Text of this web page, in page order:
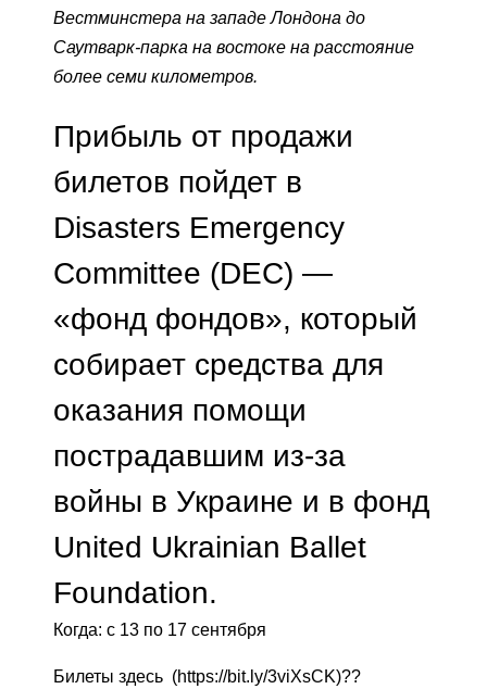
Вестминстера на западе Лондона до
Саутварк-парка на востоке на расстояние
более семи километров.
Прибыль от продажи
билетов пойдет в
Disasters Emergency
Committee (DEC) —
«фонд фондов», который
собирает средства для
оказания помощи
пострадавшим из-за
войны в Украине и в фонд
United Ukrainian Ballet
Foundation.
Когда: с 13 по 17 сентября
Билеты здесь (https://bit.ly/3viXsCK)??